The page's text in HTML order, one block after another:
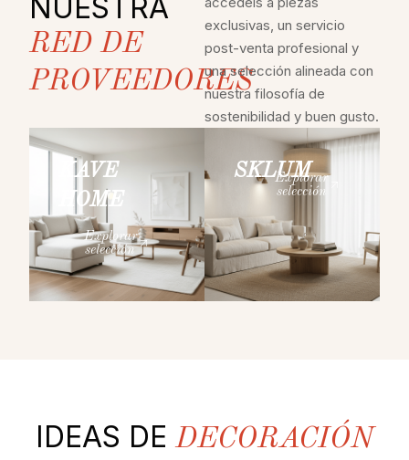
NUESTRA
RED DE
PROVEEDORES
exclusivas, un servicio
post-venta profesional y
una selección alineada con
nuestra filosofía de
sostenibilidad y buen gusto.
KAVE
HOME
Explorar
selección
SKLUM
Explorar
selección
IDEAS DE DECORACIÓN